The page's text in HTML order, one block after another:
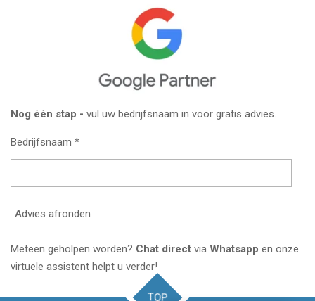
Nog één stap - vul uw bedrijfsnaam in voor gratis advies.
Bedrijfsnaam *
Advies afronden
Meteen geholpen worden? C hat direct via Whatsapp en onze
virtuele assistent helpt u verder!
TOP